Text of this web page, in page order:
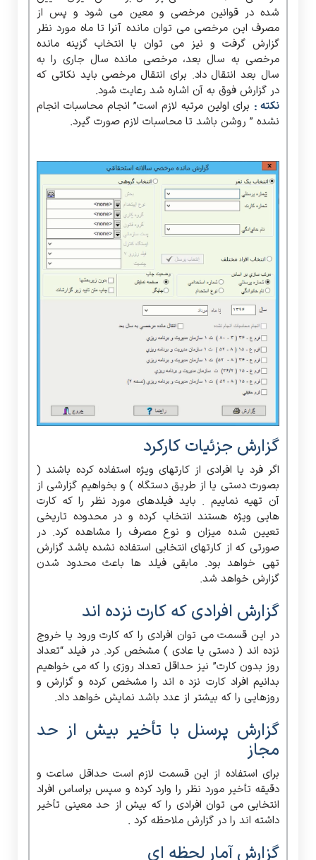
شده در قوانین مرخصی و معین می شود و پس از
مصرف این مرخصی می توان مانده آنرا تا ماه مورد نظر
گزارش گرفت و نیز می توان با انتخاب گزینه مانده
مرخصی به سال بعد، مرخصی مانده سال جاری را به
سال بعد انتقال داد. برای انتقال مرخصی باید نکاتی که
در گزارش فوق به آن اشاره شد رعایت شود.
نکته : برای اولین مرتبه لازم است” انجام محاسبات انجام
نشده ” روشن باشد تا محاسبات لازم صورت گیرد.
گزارش جزئیات کارکرد
اگر فرد یا افرادی از کارتهای ویژه استفاده کرده باشند (
بصورت دستی یا از طریق دستگاه ) و بخواهیم گزارشی از
آن تهیه نماییم . باید فیلدهای مورد نظر را که کارت
هایی ویژه هستند انتخاب کرده و در محدوده تاریخی
تعیین شده میزان و نوع مصرف را مشاهده کرد. در
صورتی که از کارتهای انتخابی استفاده نشده باشد گزارش
تهی خواهد بود. مابقی فیلد ها باعث محدود شدن
گزارش خواهد شد.
گزارش افرادی که کارت نزده اند
در این قسمت می توان افرادی را که کارت ورود یا خروج
نزده اند ( دستی یا عادی ) مشخص کرد. در فیلد “تعداد
روز بدون کارت” نیز حداقل تعداد روزی را که می خواهیم
بدانیم افراد کارت نزد ه اند را مشخص کرده و گزارش و
روزهایی را که بیشتر از عدد باشد نمایش خواهد داد.
گزارش پرسنل با تأخیر بیش از حد
مجاز
برای استفاده از این قسمت لازم است حداقل ساعت و
دقیقه تأخیر مورد نظر را وارد کرده و سپس براساس افراد
انتخابی می توان افرادی را که بیش از حد معینی تأخیر
داشته اند را در گزارش ملاحظه کرد .
گزارش آمار لحظه ای